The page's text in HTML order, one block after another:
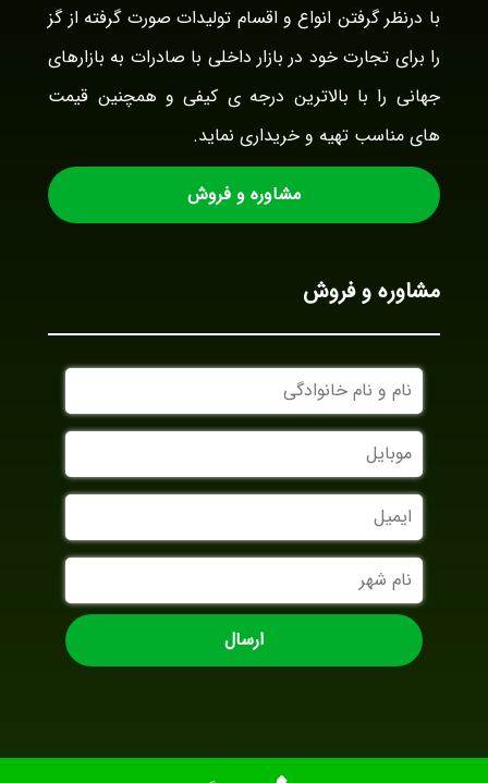
با درنظر گرفتن انواع و اقسام تولیدات صورت گرفته از گز
را برای تجارت خود در بازار داخلی با صادرات به بازارهای
جهانی را با بالاترین درجه ی کیفی و همچنین قیمت
های مناسب تهیه و خریداری نماید.
مشاوره و فروش
مشاوره و فروش
نام
و
نام
خانوادگی
موبایل
ایمیل
نام
شهر